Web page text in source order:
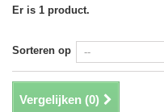
Er is 1 product.
Sorteren op
Vergelijken (0)